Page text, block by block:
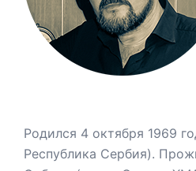
Родился 4 октября 1969
Республика Сербия).